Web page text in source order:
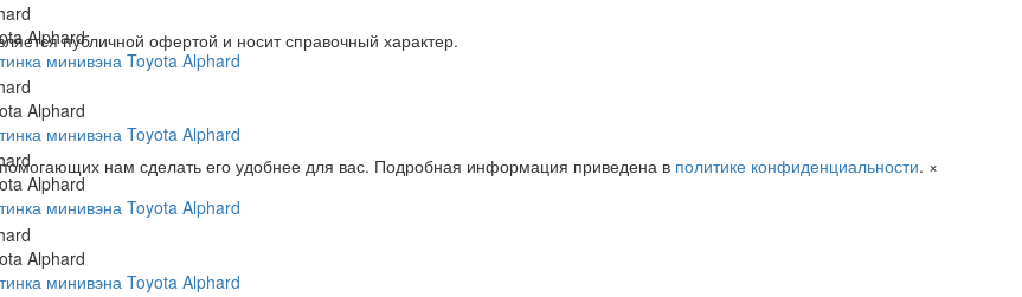
Alphard
минивэна Toyota Alphard
Alphard
минивэна Toyota Alphard
Alphard
минивэна Toyota Alphard
Alphard
минивэна Toyota Alphard
публичной офертой и носит справочный характер.
нам сделать его удобнее для вас. Подробная информация приведена в политике конфиденциальности. ×